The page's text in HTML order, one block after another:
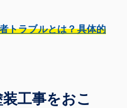
トラブルとは？具体的
工事をおこ